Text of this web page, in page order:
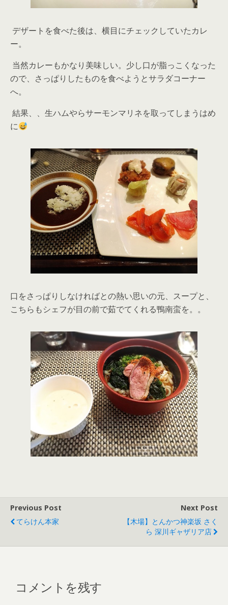
デザートを食べた後は、横目にチェックしていたカレ
ー。
当然カレーもかなり美味しい。少し口が脂っこくなった
ので、さっぱりしたものを食べようとサラダコーナー
へ。
結果、、生ハムやらサーモンマリネを取ってしまうはめ
に
口をさっぱりしなければとの熱い思いの元、スープと、
こちらもシェフが目の前で茹でてくれる鴨南蛮を。。
Previous Post
てらけん本家
Next Post
【木場】とんかつ神楽坂 さく
ら 深川ギャザリア店
コメントを残す